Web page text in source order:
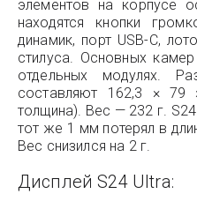
элементов на корпусе
находятся кнопки
динамик, порт USB-C,
стилуса. Основных
отдельных модулях.
составляют 162,3 ×
толщина). Вес — 232 г.
тот же 1 мм потерял в
Вес снизился на 2 г.
Дисплей S24 Ultra: